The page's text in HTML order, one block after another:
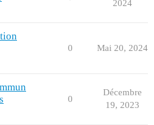
2024
0 Mai 20, 2024
0
Décembre
19, 2023